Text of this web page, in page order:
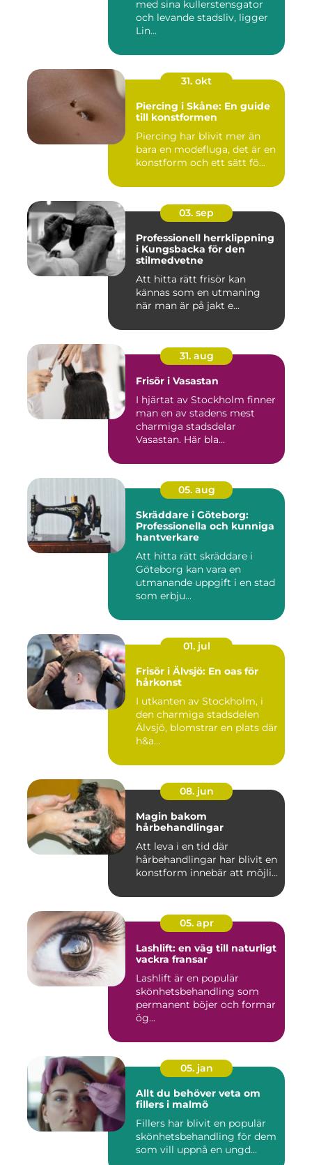
med sina kullerstensgator
och levande stadsliv, ligger
Lin...
31. okt
Piercing i Skåne: En guide
till konstformen
Piercing har blivit mer än
bara en modefluga, det är en
konstform och ett sätt fö...
03. sep
Professionell herrklippning
i Kungsbacka för den
stilmedvetne
Att hitta rätt frisör kan
kännas som en utmaning
när man är på jakt e...
31. aug
Frisör i Vasastan
I hjärtat av Stockholm finner
man en av stadens mest
charmiga stadsdelar
Vasastan. Här bla...
05. aug
Skräddare i Göteborg:
Professionella och kunniga
hantverkare
Att hitta rätt skräddare i
Göteborg kan vara en
utmanande uppgift i en stad
som erbju...
01. jul
Frisör i Älvsjö: En oas för
hårkonst
I utkanten av Stockholm, i
den charmiga stadsdelen
Älvsjö, blomstrar en plats där
h&a...
08. jun
Magin bakom
hårbehandlingar
Att leva i en tid där
hårbehandlingar har blivit en
konstform innebär att möjli...
05. apr
Lashlift: en väg till naturligt
vackra fransar
Lashlift är en populär
skönhetsbehandling som
permanent böjer och formar
ög...
05. jan
Allt du behöver veta om
fillers i malmö
Fillers har blivit en populär
skönhetsbehandling för dem
som vill uppnå en ungd...